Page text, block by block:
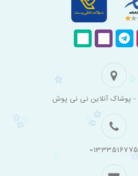
پوشاک آنلاین نی نی پوش
01333516775